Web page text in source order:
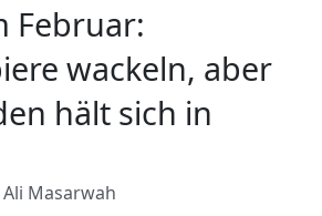
Februar:
wackeln, aber
hält sich in
Ali Masarwah